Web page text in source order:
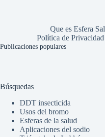
Que es Esfera
Política de Privacidad
Publicaciones populares
Búsquedas
DDT insecticida
Usos del bromo
Esferas de la salud
Aplicaciones del sodio